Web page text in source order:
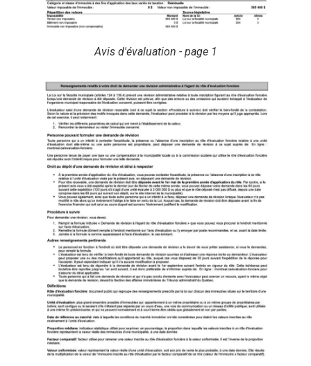
Avis d'évaluation - page 1